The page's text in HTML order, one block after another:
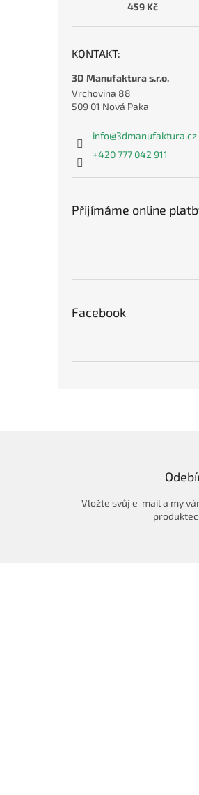
459 Kč
KONTAKT:
3D Manufaktura s.r.o.
Vrchovina 88
509 01 Nová Paka
info@3dmanufaktura.cz
+420 777 042 911
Přijímáme online
Facebook
Vložte svůj e-mail a my